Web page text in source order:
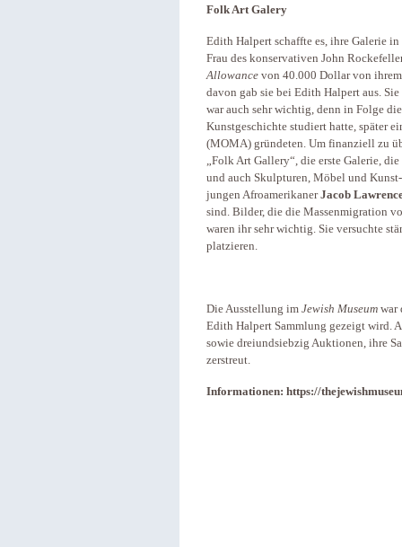
Folk Art Galery
Edith Halpert schaffte es, ihre Galerie
Frau des konservativen John
Allowance von 40.000 Dollar von
davon gab sie bei Edith Halpert aus.
war auch sehr wichtig, denn in Folge
Kunstgeschichte studiert hatte, später
(MOMA) gründeten. Um finanziell zu
„Folk Art Gallery“, die erste Galerie,
und auch Skulpturen, Möbel und
jungen AfroamerikanerJacob
sind. Bilder, die die Massenmigration
waren ihr sehr wichtig. Sie versuchte
platzieren.
Die Ausstellung im Jewish Museum war
Edith Halpert Sammlung gezeigt wird.
sowie dreiundsiebzig Auktionen, ihre
zerstreut.
Informationen: https://